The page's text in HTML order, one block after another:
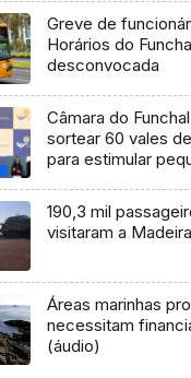
Greve de
Horários do
desconvocada
Câmara do
sortear 60 vales
para estimular
190,3 mil
visitaram a
Áreas marinhas
necessitam
(áudio)